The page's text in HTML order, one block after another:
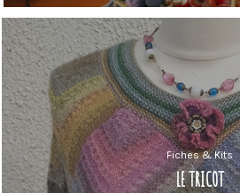
Fiches & Kits
LE TRICOT